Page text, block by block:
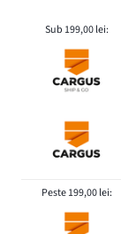
Sub 199,00 lei:
Peste 199,00 lei: